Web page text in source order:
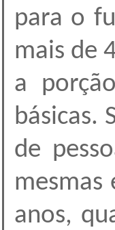
para o
mais de
a
básicas.
de
mesmas
anos,